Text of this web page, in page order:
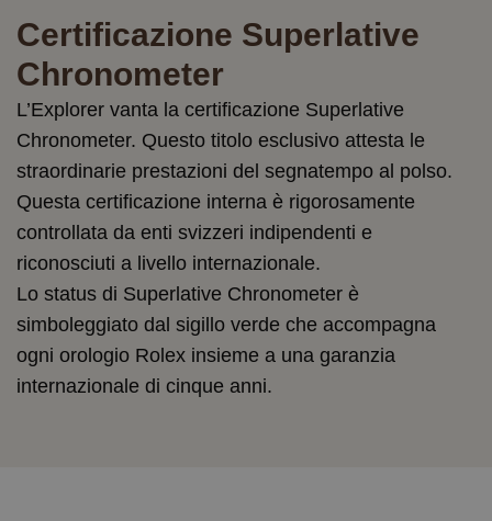
Certificazione Superlative
Chronometer
L’Explorer vanta la certificazione Superlative
Chronometer. Questo titolo esclusivo attesta le
straordinarie prestazioni del segnatempo al polso.
Questa certificazione interna è rigorosamente
controllata da enti svizzeri indipendenti e
riconosciuti a livello internazionale.
Lo status di Superlative Chronometer è
simboleggiato dal sigillo verde che accompagna
ogni orologio Rolex insieme a una garanzia
internazionale di cinque anni.